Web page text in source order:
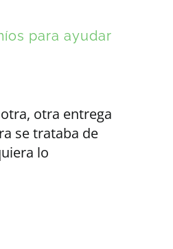
para ayudar
otra entrega
se trataba de
lo